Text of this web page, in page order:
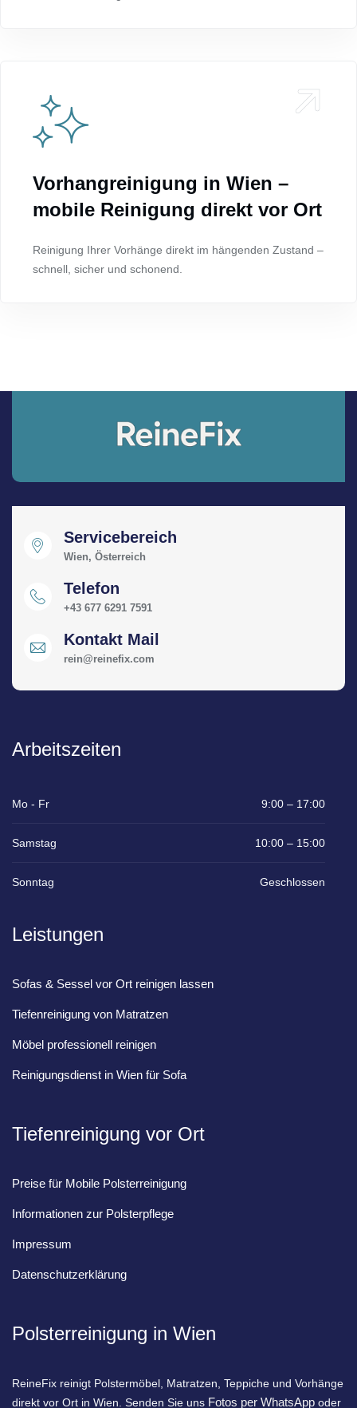
Vorhangreinigung in Wien –
mobile Reinigung direkt vor Ort
Reinigung Ihrer Vorhänge direkt im hängenden Zustand –
schnell, sicher und schonend.
Servicebereich
Wien, Österreich
Telefon
+43 677 6291 7591
Kontakt Mail
rein@reinefix.com
Arbeitszeiten
Mo - Fr 9:00 – 17:00
Samstag 10:00 – 15:00
Sonntag Geschlossen
Leistungen
Sofas & Sessel vor Ort reinigen lassen
Tiefenreinigung von Matratzen
Möbel professionell reinigen
Reinigungsdienst in Wien für Sofa
Tiefenreinigung vor Ort
Preise für Mobile Polsterreinigung
Informationen zur Polsterpflege
Impressum
Datenschutzerklärung
Polsterreinigung in Wien
ReineFix reinigt Polstermöbel, Matratzen, Teppiche und Vorhänge
direkt vor Ort in Wien. Senden Sie uns Fotos per WhatsApp oder